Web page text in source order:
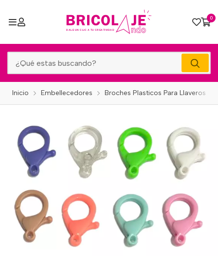
0
Inicio Embellecedores Broches Plasticos Para Llaveros